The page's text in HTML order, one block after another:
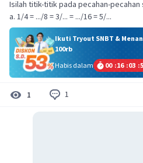
Isilah titik-titik pada pecahan-pecahan
a. 1/4 = .../8 = 3/... = .../16 = 5/...
Ikuti Tryout SNBT &
100rb
Habis dalam
00 :16 :03 :
1 1